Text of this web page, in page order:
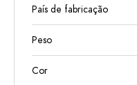
País de fabricação
Peso
Cor